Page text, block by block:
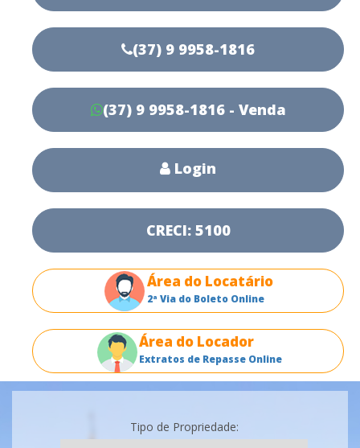
(37) 9 9958-1816
(37) 9 9958-1816 - Venda
Login
CRECI: 5100
Área do Locatário
2ª Via do Boleto Online
Área do Locador
Extratos de Repasse Online
Tipo de Propriedade: